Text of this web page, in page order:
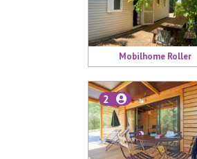
Mobilhome Roller
2